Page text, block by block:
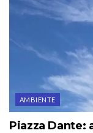
AMBIENTE
Piazza Dante: